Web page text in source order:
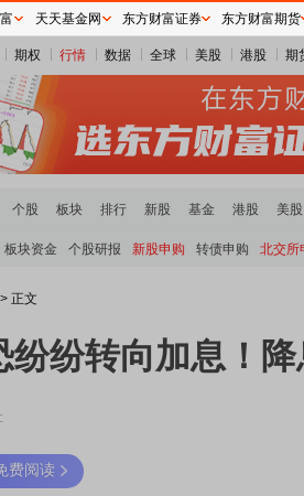
期权 行情 数据 全球 美股 港股 期
个股 板块 排行 新股 基金 港股 美股
板块资金 个股研报 新股申购 转债申购 北交所
> 正文
纷纷转向加息！
费阅读
天天基金网 东方财富证券 东方财富期货